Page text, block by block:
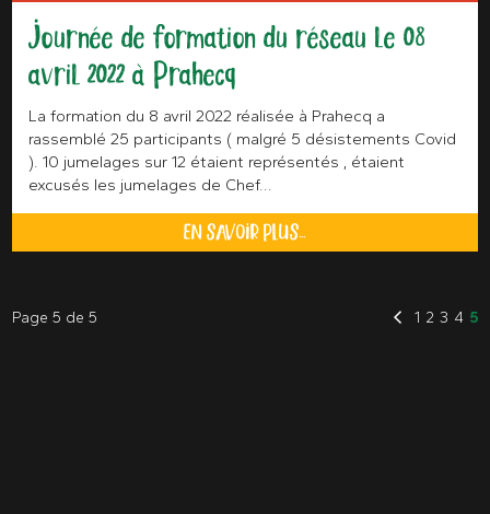
Journée de formation du réseau le 08
avril 2022 à Prahecq
La formation du 8 avril 2022 réalisée à Prahecq a
rassemblé 25 participants ( malgré 5 désistements Covid
). 10 jumelages sur 12 étaient représentés , étaient
excusés les jumelages de Chef...
EN SAVOIR PLUS...
Page 5 de 5 1 2 3 4 5